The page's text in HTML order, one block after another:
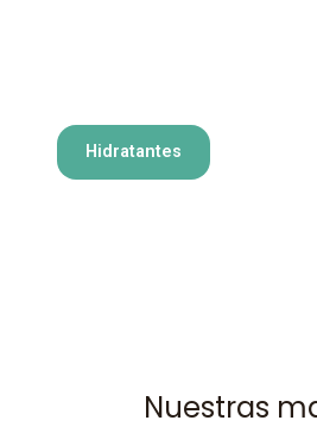
Hidratantes
Nuestras